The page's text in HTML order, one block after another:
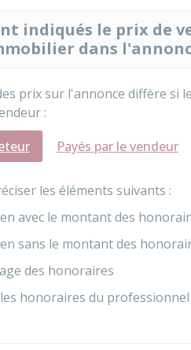
indiqués le prix de
dans
prix sur l'annonce diffère si
:
Payés par le vendeur
les éléments suivants :
avec le montant des
sans le montant des
des honoraires
honoraires du